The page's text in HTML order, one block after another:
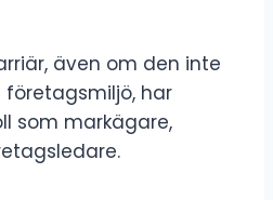
även om den inte
företagsmiljö, har
som markägare,